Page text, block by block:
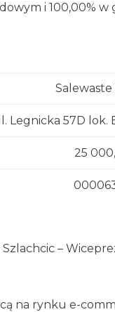
i 100,00% w
Salewaste
Legnicka 57D lok.
25
Szlachcic –
na rynku e-